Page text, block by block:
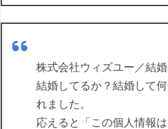
株式会社ウィズユー／結
結婚してるか？結婚して
れました。
応えると「この個人情報